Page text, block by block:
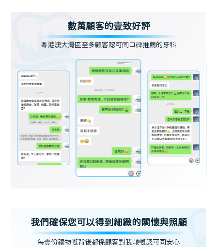
數萬顧客的壹致好評
粵港澳大灣區至多顧客認可同口碑推薦的牙科
我們確保您可以得到細緻的關懷與照顧
每壹份禮物嘅背後都係顧客對我哋嘅認可同安心